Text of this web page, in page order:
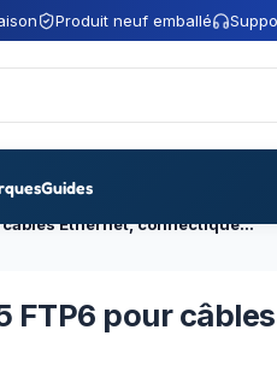
Produit neuf emballé
Guides
Fiche RJ45 FTP6 pour câbles Ethernet, connectique réseau fiable
FTP6 pour